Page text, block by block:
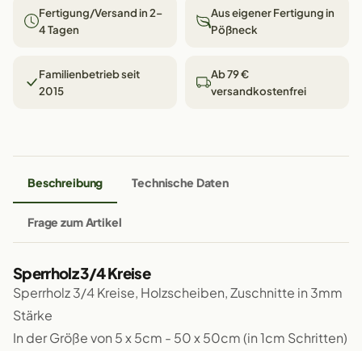
Fertigung/Versand in 2–
4 Tagen
Aus eigener Fertigung in
Pößneck
Familienbetrieb seit
2015
Ab 79 €
versandkostenfrei
Beschreibung Technische Daten
Frage zum Artikel
Sperrholz 3/4 Kreise
Sperrholz 3/4 Kreise, Holzscheiben, Zuschnitte in 3mm
Stärke
In der Größe von 5 x 5cm - 50 x 50cm (in 1cm Schritten)